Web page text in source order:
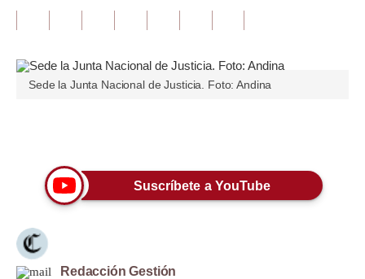
Opinión
Pregunta de hoy
Lujo
Viajes
Moda
Estilos
Sede la Junta Nacional de Justicia. Foto: Andina
Suscríbete a YouTube
Redacción Gestión